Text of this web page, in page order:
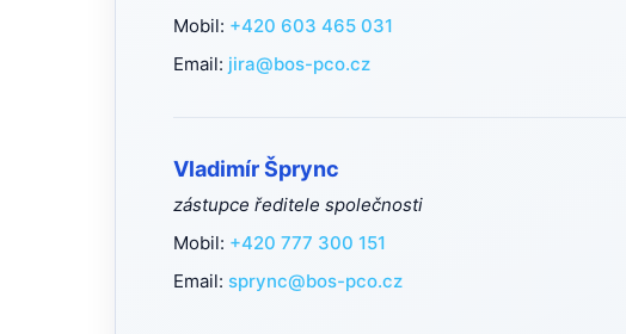
Mobil: +420 603 465 031
Email: jira@bos-pco.cz
Vladimír Šprync
zástupce ředitele společnosti
Mobil: +420 777 300 151
Email: sprync@bos-pco.cz